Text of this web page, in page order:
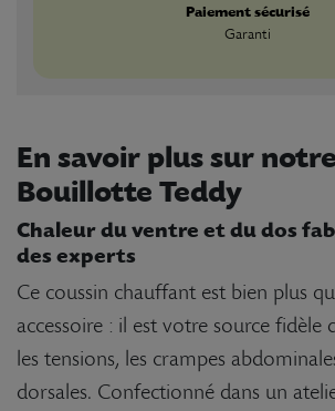
Paiement sécurisé
Garanti
En savoir plus sur notre
Bouillotte Teddy
Chaleur du ventre et du dos
des experts
Ce coussin chauffant est bien plus
accessoire : il est votre source fidèle
les tensions, les crampes
dorsales. Confectionné dans un